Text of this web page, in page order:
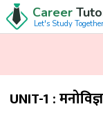
Career
Let's Study
UNIT-1 :